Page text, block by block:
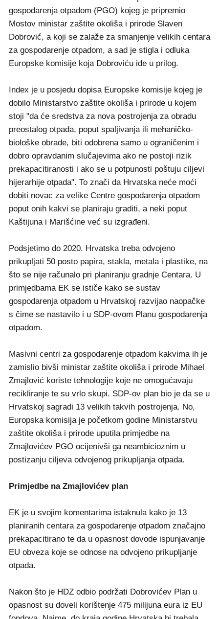
gospodarenja otpadom (PGO) kojeg je pripremio
Mostov ministar zaštite okoliša i prirode Slaven
Dobrović, a koji se zalaže za smanjenje velikih centara
za gospodarenje otpadom, a sad je stigla i odluka
Europske komisije koja Dobroviću ide u prilog.
Index je u posjedu dopisa Europske komisije kojeg je
dobilo Ministarstvo zaštite okoliša i prirode u kojem
stoji "da će sredstva za nova postrojenja za obradu
preostalog otpada, poput spaljivanja ili mehaničko-
biološke obrade, biti odobrena samo u ograničenim i
dobro opravdanim slučajevima ako ne postoji rizik
prekapacitiranosti i ako se u potpunosti poštuju ciljevi
hijerarhije otpada". To znači da Hrvatska neće moći
dobiti novac za velike Centre gospodarenja otpadom
poput onih kakvi se planiraju graditi, a neki poput
Kaštijuna i Marišćine već su izgrađeni.
Podsjetimo do 2020. Hrvatska treba odvojeno
prikupljati 50 posto papira, stakla, metala i plastike, na
što se nije računalo pri planiranju gradnje Centara. U
primjedbama EK se ističe kako se sustav
gospodarenja otpadom u Hrvatskoj razvijao naopačke
s čime se nastavilo i u SDP-ovom Planu gospodarenja
otpadom.
Masivni centri za gospodarenje otpadom kakvima ih je
zamislio bivši ministar zaštite okoliša i prirode Mihael
Zmajlović koriste tehnologije koje ne omogućavaju
recikliranje te su vrlo skupi. SDP-ov plan bio je da se u
Hrvatskoj sagradi 13 velikih takvih postrojenja. No,
Europska komisija je početkom godine Ministarstvu
zaštite okoliša i prirode uputila primjedbe na
Zmajlovićev PGO ocijenivši ga neambicioznim u
postizanju ciljeva odvojenog prikupljanja otpada.
Primjedbe na Zmajlovićev plan
EK je u svojim komentarima istaknula kako je 13
planiranih centara za gospodarenje otpadom značajno
prekapacitirano te da u opasnost dovode ispunjavanje
EU obveza koje se odnose na odvojeno prikupljanje
otpada.
Nakon što je HDZ odbio podržati Dobrovićev Plan u
opasnost su doveli korištenje 475 milijuna eura iz EU